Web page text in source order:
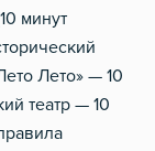
минут
Лето» — 10
театр — 10